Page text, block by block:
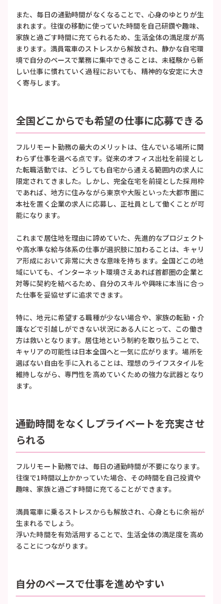
また、毎日の通勤時間がなくなることで、心身のゆとりが生
まれます。往復の移動に使っていた時間を自己研鑽や趣味、
家族と過ごす時間に充てられるため、生活全体の満足度が高
まります。満員電車のストレスから解放され、静かな自宅環
境で自分のペースで業務に集中できることは、未経験から新
しい仕事に慣れていく過程においても、精神的な安定に大き
く寄与します。
全国どこからでも希望の仕事に応募できる
フルリモート勤務の最大のメリットは、住んでいる場所に関
わらず仕事を選べる点です。従来のオフィス出社を前提とし
た転職活動では、どうしても自宅から通える範囲内の求人に
限定されてきました。しかし、完全在宅を前提とした採用枠
であれば、地方に住みながら東京や大阪といった大都市圏に
本社を置く企業の求人に応募し、正社員として働くことが可
能になります。
これまで居住地を理由に諦めていた、先進的なプロジェクト
や高水準な給与体系の仕事が選択肢に加わることは、キャリ
ア形成において非常に大きな意味を持ちます。全国どこの地
域にいても、インターネット環境さえあれば首都圏の企業と
対等に契約を結べるため、自分のスキルや興味に本当に合っ
た仕事を妥協せずに追求できます。
特に、地元に希望する職種が少ない場合や、家族の転勤・介
護などで引越しができない状況にある人にとって、この働き
方は救いとなります。居住地という制約を取り払うことで、
キャリアの可能性は日本全国へと一気に広がります。場所を
選ばない自由を手に入れることは、理想のライフスタイルを
維持しながら、専門性を高めていくための強力な武器となり
ます。
通勤時間をなくしプライベートを充実させ
られる
フルリモート勤務では、毎日の通勤時間が不要になります。
往復で1時間以上かかっていた場合、その時間を自己投資や
趣味、家族と過ごす時間に充てることができます。
満員電車に乗るストレスからも解放され、心身ともに余裕が
生まれるでしょう。
浮いた時間を有効活用することで、生活全体の満足度を高め
ることにつながります。
自分のペースで仕事を進めやすい